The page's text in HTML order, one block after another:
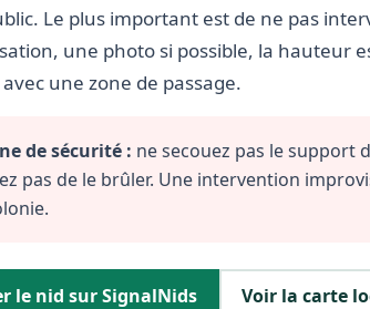
Le plus important est de ne pas
une photo si possible, la hauteur
une zone de passage.
de sécurité : ne secouez pas le support
pas de le brûler. Une intervention
le nid sur SignalNids Voir la carte